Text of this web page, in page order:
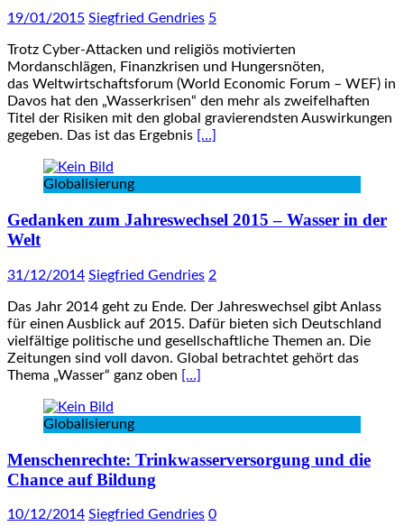
19/01/2015 Siegfried Gendries 5
Trotz Cyber-Attacken und religiös motivierten
Mordanschlägen, Finanzkrisen und Hungersnöten,
das Weltwirtschaftsforum (World Economic Forum – WEF) in
Davos hat den „Wasserkrisen“ den mehr als zweifelhaften
Titel der Risiken mit den global gravierendsten Auswirkungen
gegeben. Das ist das Ergebnis […]
Globalisierung
Gedanken zum Jahreswechsel 2015 – Wasser in der
Welt
31/12/2014 Siegfried Gendries 2
Das Jahr 2014 geht zu Ende. Der Jahreswechsel gibt Anlass
für einen Ausblick auf 2015. Dafür bieten sich Deutschland
vielfältige politische und gesellschaftliche Themen an. Die
Zeitungen sind voll davon. Global betrachtet gehört das
Thema „Wasser“ ganz oben […]
Globalisierung
Menschenrechte: Trinkwasserversorgung und die
Chance auf Bildung
10/12/2014 Siegfried Gendries 0